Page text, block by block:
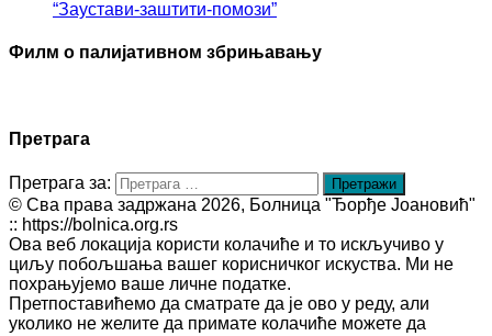
“Заустави-заштити-помози”
Филм о палијативном збрињавању
Претрага
Претрага за:
© Сва права задржана 2026, Болница "Ђорђе Јоановић"
:: https://bolnica.org.rs
Ова веб локација користи колачиће и то искључиво у
циљу побољшања вашег корисничког искуства. Ми не
похрањујемо ваше личне податке.
Претпоставићемо да сматрате да је ово у реду, али
уколико не желите да примате колачиће можете да